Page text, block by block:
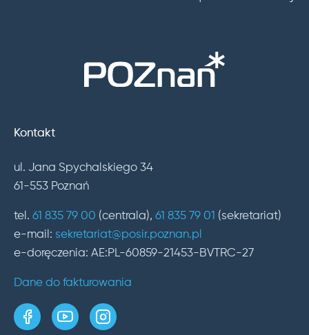
Kontakt
ul. Jana Spychalskiego 34
61-553 Poznań
tel. 61 835 79 00 (centrala), 61 835 79 01 (sekretariat)
e-mail: sekretariat@posir.poznan.pl
e-doręczenia: AE:PL-60859-21453-BVTRC-27
Dane do fakturowania
strona w serwisie Facebook
kanał w serwisie YouTube
profil w serwisie Instagram